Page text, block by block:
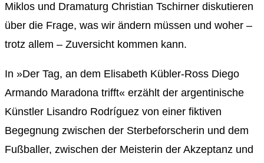
Miklos und Dramaturg Christian Tschirner diskutieren
über die Frage, was wir ändern müssen und woher –
trotz allem – Zuversicht kommen kann.
In »Der Tag, an dem Elisabeth Kübler-Ross Diego
Armando Maradona trifft« erzählt der argentinische
Künstler Lisandro Rodríguez von einer fiktiven
Begegnung zwischen der Sterbeforscherin und dem
Fußballer, zwischen der Meisterin der Akzeptanz und